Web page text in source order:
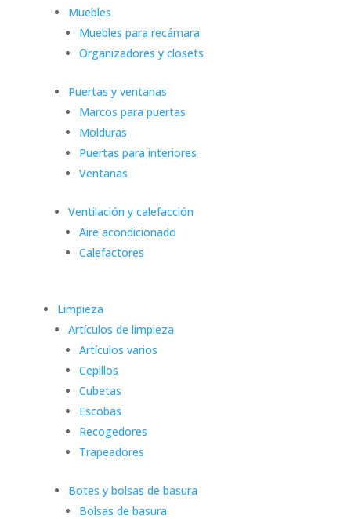
Muebles
Muebles para recámara
Organizadores y closets
Puertas y ventanas
Marcos para puertas
Molduras
Puertas para interiores
Ventanas
Ventilación y calefacción
Aire acondicionado
Calefactores
Limpieza
Artículos de limpieza
Artículos varios
Cepillos
Cubetas
Escobas
Recogedores
Trapeadores
Botes y bolsas de basura
Bolsas de basura